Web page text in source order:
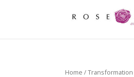
Home /Transformation